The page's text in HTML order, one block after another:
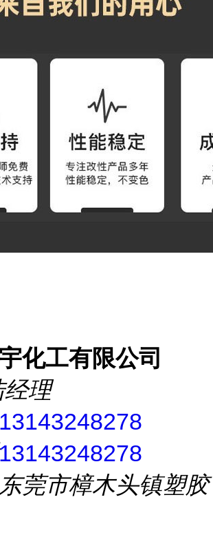
化工有限公司
经理
13143248278
莞市樟木头镇塑胶